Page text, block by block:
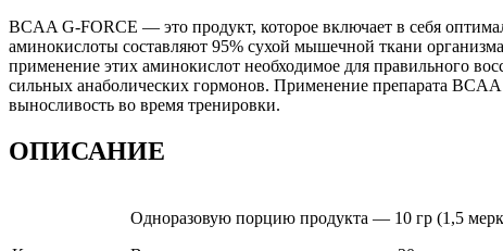
BCAA G-FORCE — это продукт, которое включает в себя
аминокислоты составляют 95% сухой мышечной ткани
применение этих аминокислот необходимое для правильного
сильных анаболических гормонов. Применение препарата
выносливость во время тренировки.
ОПИСАНИЕ
Одноразовую порцию продукта — 10 гр (1,5